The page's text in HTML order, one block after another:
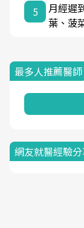
5
月經遲
葉、菠
最多人推薦醫師
網友就醫經驗